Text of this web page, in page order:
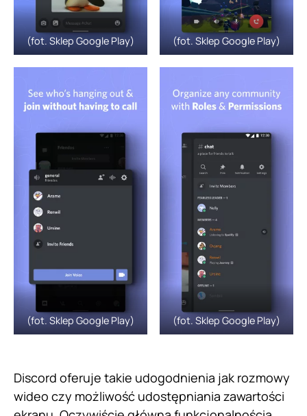
(fot. Sklep Google Play) (fot. Sklep Google Play)
(fot. Sklep Google Play) (fot. Sklep Google Play)
Discord oferuje takie udogodnienia jak rozmowy
wideo czy możliwość udostępniania zawartości